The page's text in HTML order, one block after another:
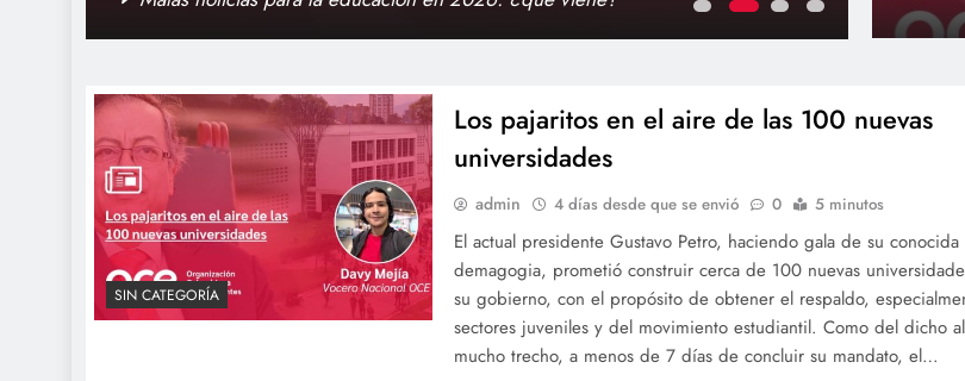
admin
SIN CATEGORÍA
Los pajaritos en el aire de las 100 nuevas
universidades
admin 4 días desde que se envió 0 5 minutos
El actual presidente Gustavo Petro, haciendo gala de su conocida
demagogia, prometió construir cerca de 100 nuevas
su gobierno, con el propósito de obtener el respaldo,
sectores juveniles y del movimiento estudiantil. Como del dicho
mucho trecho, a menos de 7 días de concluir su mandato, el…